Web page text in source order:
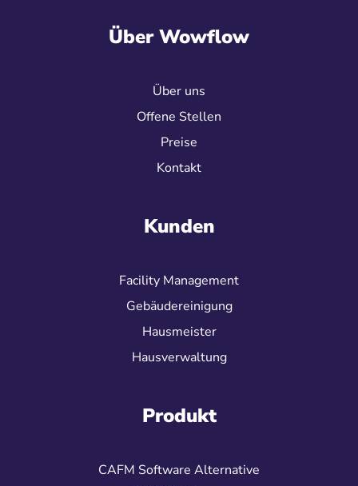
Über Wowflow
Über uns
Offene Stellen
Preise
Kontakt
Kunden
Facility Management
Gebäudereinigung
Hausmeister
Hausverwaltung
Produkt
CAFM Software Alternative